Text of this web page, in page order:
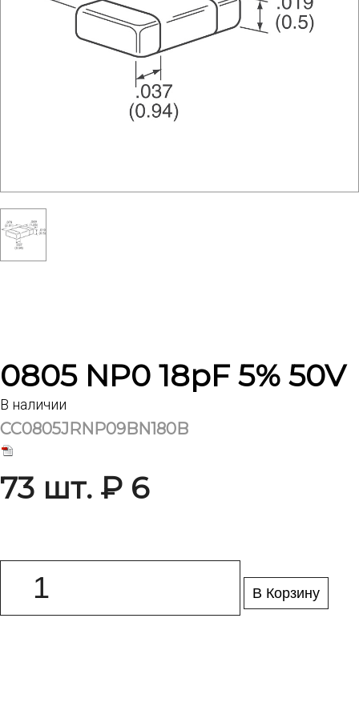
0805 NP0 18pF 5% 50V
В наличии
CC0805JRNP09BN180B
73 шт. ₽ 6
В Корзину